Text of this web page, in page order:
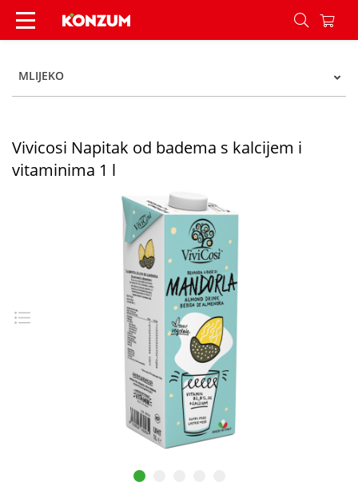
Vivicosi Napitak od badema s kalcijem i
MLIJEKO
Vivicosi Napitak od badema s kalcijem i
vitaminima 1 l